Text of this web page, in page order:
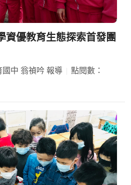
資優教育生態探索首發團
國中 翁禎吟 報導
點閱數：